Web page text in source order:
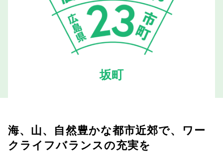
坂町
海、山、自然豊かな都市近郊で、ワー
クライフバランスの充実を